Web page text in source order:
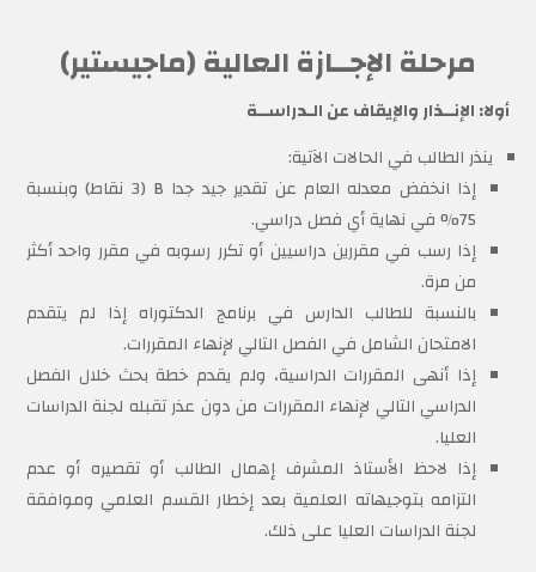
مرحلة الإجــازة العالية (ماجيستير)
أولا: الإنــذار والإيقاف عن الـدراســة
ينذر الطالب في الحالات الآتية:
إذا انخفض معدله العام عن تقدير جيد جدا B (3 نقاط) وبنسبة
75% في نهاية أي فصل دراسي.
إذا رسب في مقررين دراسيين أو تكرر رسوبه في مقرر واحد أكثر
من مرة.
بالنسبة للطالب الدارس في برنامج الدكتوراه إذا لم يتقدم
الامتحان الشامل في الفصل التالي لإنهاء المقررات.
إذا أنهى المقررات الدراسية، ولم يقدم خطة بحث خلال الفصل
الدراسي التالي لإنهاء المقررات من دون عذر تقبله لجنة الدراسات
العليا.
إذا لاحظ الأستاذ المشرف إهمال الطالب أو تقصيره أو عدم
التزامه بتوجيهاته العلمية بعد إخطار القسم العلمي وموافقة
لجنة الدراسات العليا على ذلك.